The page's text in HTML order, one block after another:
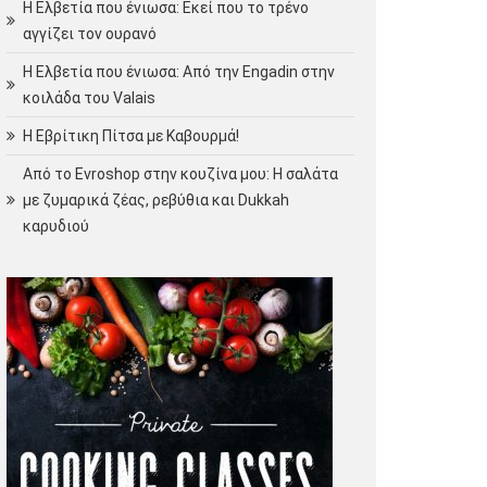
Η Ελβετία που ένιωσα: Εκεί που το τρένο
αγγίζει τον ουρανό
Η Ελβετία που ένιωσα: Από την Engadin στην
κοιλάδα του Valais
Η Εβρίτικη Πίτσα με Καβουρμά!
Από το Evroshop στην κουζίνα μου: Η σαλάτα
με ζυμαρικά ζέας, ρεβύθια και Dukkah
καρυδιού